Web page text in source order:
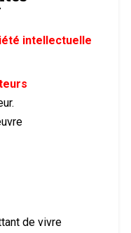
intellectuelle
de vivre